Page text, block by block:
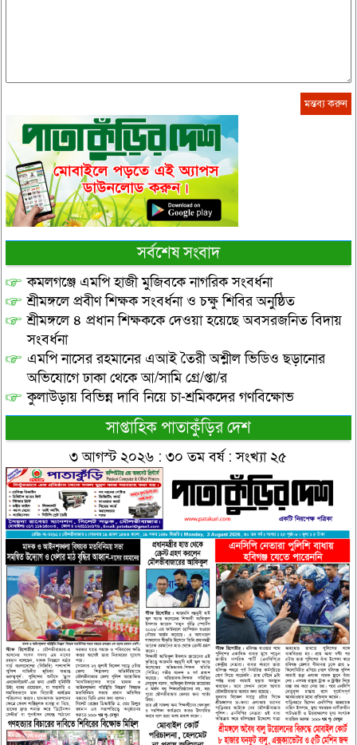
সর্বশেষ সংবাদ
কমলগঞ্জে এমপি হাজী মুজিবকে নাগরিক সংবর্ধনা
শ্রীমঙ্গলে প্রবীণ শিক্ষক সংবর্ধনা ও চক্ষু শিবির অনুষ্ঠিত
শ্রীমঙ্গলে ৪ প্রধান শিক্ষককে দেওয়া হয়েছে অবসরজনিত বিদায়
সংবর্ধনা
এমপি নাসের রহমানের এআই তৈরী অশ্লীল ভিডিও ছড়ানোর
অভিযোগে ঢাকা থেকে আ/সামি গ্রে/প্তা/র
কুলাউড়ায় বিভিন্ন দাবি নিয়ে চা-শ্রমিকদের গণবিক্ষোভ
সাপ্তাহিক পাতাকুঁড়ির দেশ
৩ আগস্ট ২০২৬ : ৩০ তম বর্ষ : সংখ্যা ২৫